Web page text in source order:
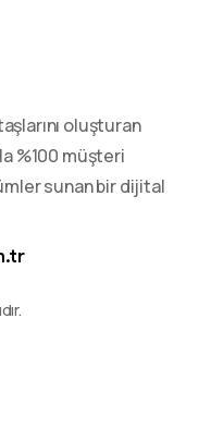
oluşturan
%100 müşteri
sunan bir dijital